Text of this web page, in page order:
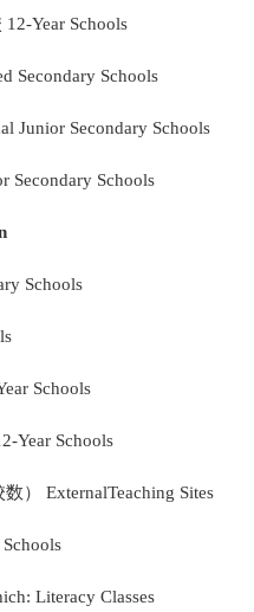
12-Year Schools
Secondary Schools
Junior Secondary Schools
Secondary Schools
Schools
Schools
Year Schools
） ExternalTeaching Sites
Literacy Classes